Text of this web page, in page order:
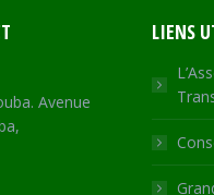
Avenue
LIENS